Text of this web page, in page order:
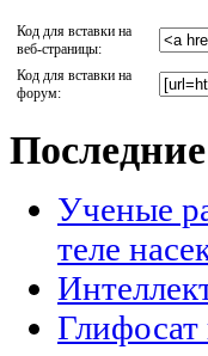
Код для вставки на
веб-страницы:
Код для вставки на
форум:
Ученые
теле